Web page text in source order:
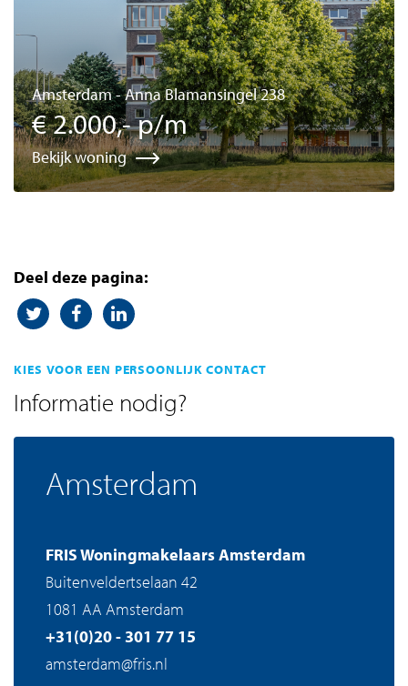
Amsterdam - Anna Blamansingel 238
€ 2.000,- p/m
Bekijk woning
Deel deze pagina:
KIES VOOR EEN PERSOONLIJK CONTACT
Informatie nodig?
Amsterdam
FRIS Woningmakelaars Amsterdam
Buitenveldertselaan 42
1081 AA Amsterdam
+31(0)20 - 301 77 15
amsterdam@fris.nl